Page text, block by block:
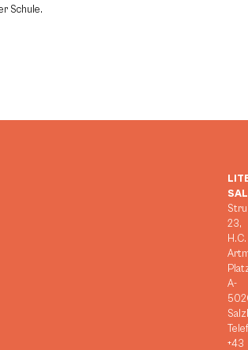
Schule.
23,
H.C.
A-
+43